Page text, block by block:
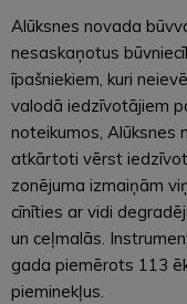
Alūksnes novada
nesaskaņotus
īpašniekiem, kuri
valodā iedzīvotājiem
noteikumos, Alūksnes
atkārtoti vērst
zonējuma izmaiņām
cīnīties ar vidi
un ceļmalās.
gada piemērots 113
pieminekļus.